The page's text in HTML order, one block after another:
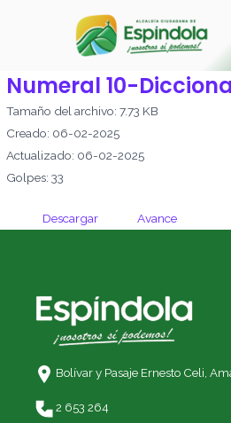
Numeral 10-
Tamaño del archivo: 7.73 KB
Creado: 06-02-2025
Actualizado: 06-02-2025
Golpes: 33
Descargar Avance
Bolívar y Pasaje Ernesto Celi,
2 653 264